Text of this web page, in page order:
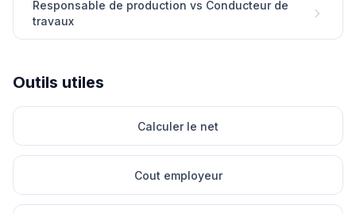
Responsable de production vs Conducteur de
travaux
Outils utiles
Calculer le net
Cout employeur